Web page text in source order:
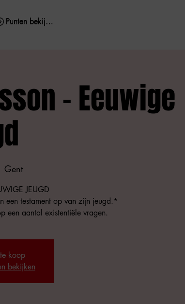
Punten bekijken
Punten bekijken
- Eeuwige
Gent
JEUGD
een testament op van zijn jeugd.*
een aantal existentiële vragen.
koop
bekijken